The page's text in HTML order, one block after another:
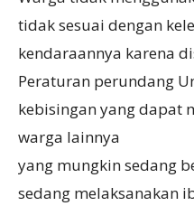
tidak sesuai dengan
kendaraannya karena
Peraturan perundang
kebisingan yang dapat
warga lainnya
yang mungkin sedang
sedang melaksanakan